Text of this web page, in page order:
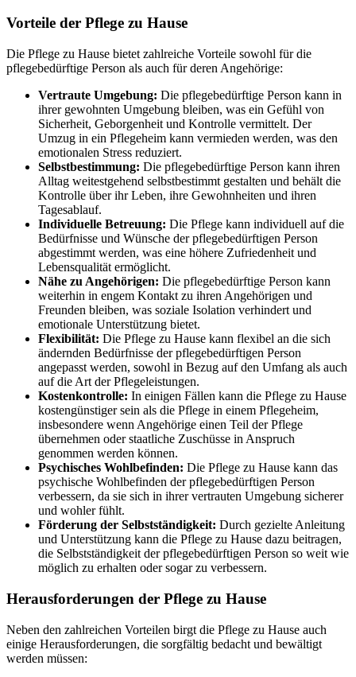
Vorteile der Pflege zu Hause
Die Pflege zu Hause bietet zahlreiche Vorteile sowohl für die
pflegebedürftige Person als auch für deren Angehörige:
Vertraute Umgebung: Die pflegebedürftige Person kann in
ihrer gewohnten Umgebung bleiben, was ein Gefühl von
Sicherheit, Geborgenheit und Kontrolle vermittelt. Der
Umzug in ein Pflegeheim kann vermieden werden, was den
emotionalen Stress reduziert.
Selbstbestimmung: Die pflegebedürftige Person kann ihren
Alltag weitestgehend selbstbestimmt gestalten und behält die
Kontrolle über ihr Leben, ihre Gewohnheiten und ihren
Tagesablauf.
Individuelle Betreuung: Die Pflege kann individuell auf die
Bedürfnisse und Wünsche der pflegebedürftigen Person
abgestimmt werden, was eine höhere Zufriedenheit und
Lebensqualität ermöglicht.
Nähe zu Angehörigen: Die pflegebedürftige Person kann
weiterhin in engem Kontakt zu ihren Angehörigen und
Freunden bleiben, was soziale Isolation verhindert und
emotionale Unterstützung bietet.
Flexibilität: Die Pflege zu Hause kann flexibel an die sich
ändernden Bedürfnisse der pflegebedürftigen Person
angepasst werden, sowohl in Bezug auf den Umfang als auch
auf die Art der Pflegeleistungen.
Kostenkontrolle: In einigen Fällen kann die Pflege zu Hause
kostengünstiger sein als die Pflege in einem Pflegeheim,
insbesondere wenn Angehörige einen Teil der Pflege
übernehmen oder staatliche Zuschüsse in Anspruch
genommen werden können.
Psychisches Wohlbefinden: Die Pflege zu Hause kann das
psychische Wohlbefinden der pflegebedürftigen Person
verbessern, da sie sich in ihrer vertrauten Umgebung sicherer
und wohler fühlt.
Förderung der Selbstständigkeit: Durch gezielte Anleitung
und Unterstützung kann die Pflege zu Hause dazu beitragen,
die Selbstständigkeit der pflegebedürftigen Person so weit wie
möglich zu erhalten oder sogar zu verbessern.
Herausforderungen der Pflege zu Hause
Neben den zahlreichen Vorteilen birgt die Pflege zu Hause auch
einige Herausforderungen, die sorgfältig bedacht und bewältigt
werden müssen: